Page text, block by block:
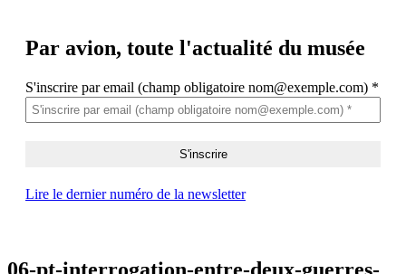
Par avion, toute l'actualité du musée
S'inscrire par email (champ obligatoire nom@exemple.com) *
Lire le dernier numéro de la newsletter
06-pt-interrogation-entre-deux-guerres-